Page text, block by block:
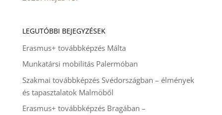
LEGUTÓBBI BEJEGYZÉSEK
Erasmus+ továbbképzés Málta
Munkatársi mobilitás Palermóban
Szakmai továbbképzés Svédországban – élmények
és tapasztalatok Malmöből
Erasmus+ továbbképzés Bragában –